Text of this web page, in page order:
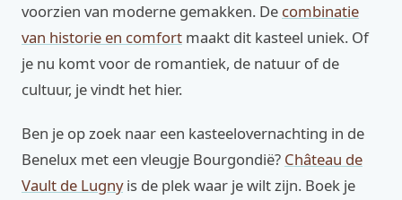
voorzien van moderne gemakken. De combinatie
van historie en comfort maakt dit kasteel uniek. Of
je nu komt voor de romantiek, de natuur of de
cultuur, je vindt het hier.
Ben je op zoek naar een kasteelovernachting in de
Benelux met een vleugje Bourgondië? Château de
Vault de Lugnyis de plek waar je wilt zijn. Boek je